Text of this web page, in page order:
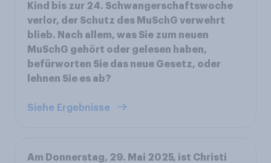
Kind bis zur 24. Schwangerschaftswoche
verlor, der Schutz des MuSchG verwehrt
blieb. Nach allem, was Sie zum neuen
MuSchG gehört oder gelesen haben,
befürworten Sie das neue Gesetz, oder
lehnen Sie es ab?
Siehe Ergebnisse
Am Donnerstag, 29. Mai 2025, ist Christi